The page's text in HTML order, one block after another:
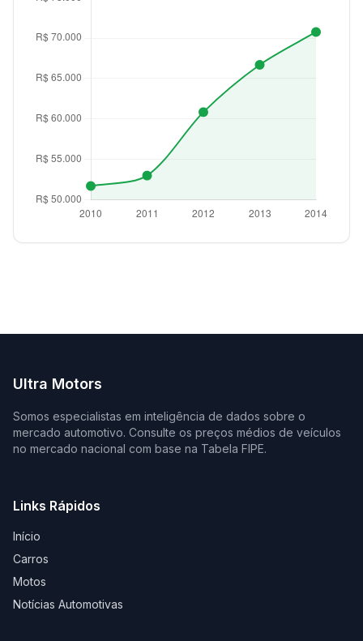
Ultra Motors
Somos especialistas em inteligência de dados sobre o
mercado automotivo. Consulte os preços médios de veículos
no mercado nacional com base na Tabela FIPE.
Links Rápidos
Início
Carros
Motos
Notícias Automotivas